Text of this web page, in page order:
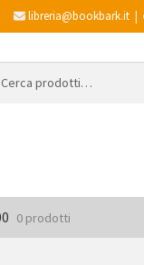
libreria@bookbark.it|
0 prodotti